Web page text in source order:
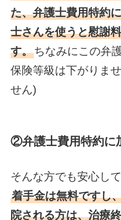
た、弁護士費用特約
士さんを使うと慰謝
す。ちなみにこの弁
保険等級は下がりま
せん)
②弁護士費用特約に
そんな方でも安心し
着手金は無料ですし
院される方は、治療